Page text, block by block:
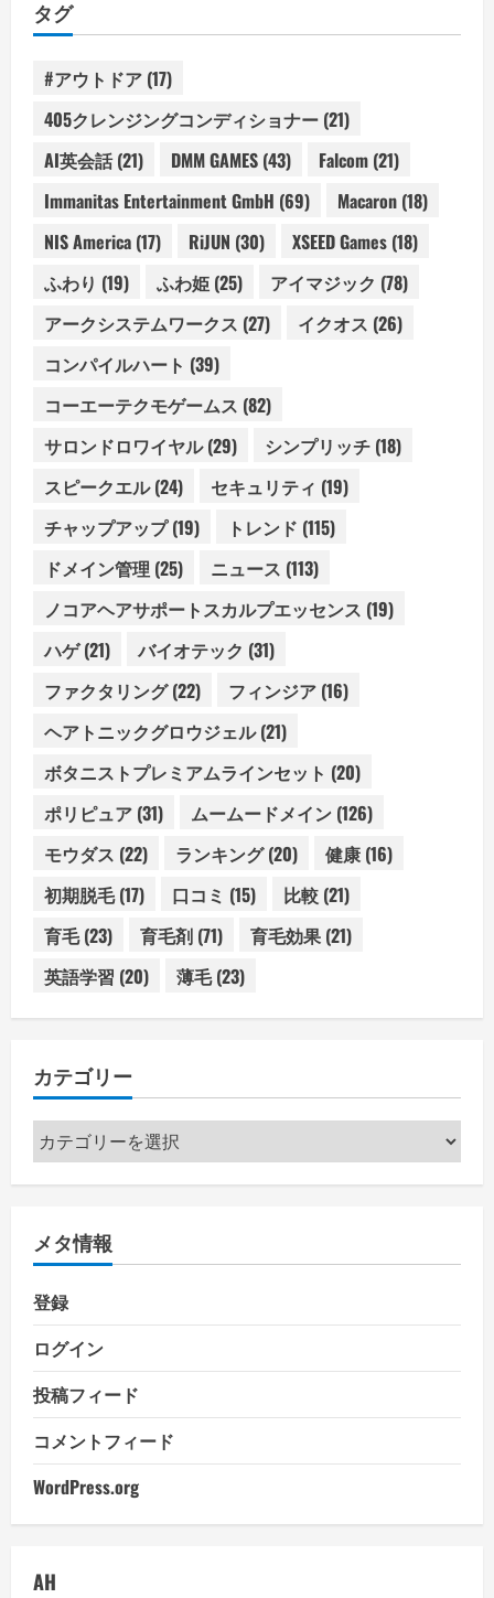
タグ
#アウトドア (17)
405クレンジングコンディショナー (21)
AI英会話(21) DMM GAMES (43) Falcom (21)
Immanitas Entertainment GmbH (69) Macaron (18)
NIS America (17) RiJUN (30) XSEED Games (18)
ふわり (19) ふわ姫 (25) アイマジック (78)
アークシステムワークス (27) イクオス (26)
コンパイルハート (39)
コーエーテクモゲームス (82)
サロンドロワイヤル(29) シンプリッチ (18)
スピークエル(24) セキュリティ (19)
チャップアップ(19) トレンド (115)
ドメイン管理 (25) ニュース (113)
ノコアヘアサポートスカルプエッセンス (19)
ハゲ(21) バイオテック (31)
ファクタリング(22) フィンジア (16)
ヘアトニックグロウジェル(21)
ボタニストプレミアムラインセット (20)
ポリピュア (31) ムームードメイン (126)
モウダス (22) ランキング(20) 健康 (16)
初期脱毛(17) 口コミ (15) 比較 (21)
育毛(23) 育毛剤 (71) 育毛効果 (21)
英語学習 (20) 薄毛(23)
カテゴリー
カ
テ
ー
メタ情報
登録
ログイン
投稿フィード
コメントフィード
WordPress.org
AH